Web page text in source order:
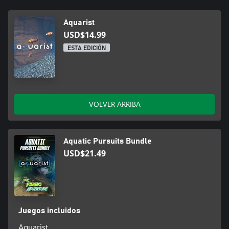
acuario y después de un tiempo, podrás abrir una tienda de
acuaristas!
PRINCIPALES CARACTERÍSTICAS
¡Configura el acuario de tus sueños: muchos peces, corales, algas
y decoraciones para crear un lugar perfecto para tus alumnos!
Dale vida: crea un ecosistema equilibrado y seguro para los
parámetros necesarios para la supervivencia de una especie
puede ser crucial para la supervivencia de otra!
Dirige tu tienda: trata con los clientes y las tareas difíciles para
Explore la naturaleza: aprenda más sobre los peces y su
comportamiento.
Aquarist
USD$14.99
ESTA EDICIÓN
VOLVER ARRIBA
Aquatic Pursuits Bundle
USD$21.49
Juegos incluidos
Aquarist